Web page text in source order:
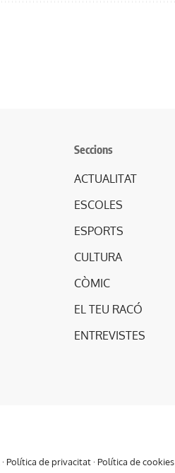
Seccions
ACTUALITAT
ESCOLES
ESPORTS
CULTURA
CÒMIC
EL TEU RACÓ
ENTREVISTES
· Política de privacitat · Política de cookies